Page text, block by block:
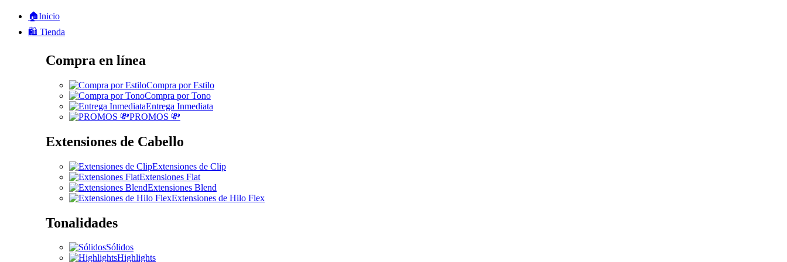
🏠Inicio
🛍️ Tienda
Compra en línea
Compra por Estilo
Compra por Tono
Entrega Inmediata
PROMOS 💸
Extensiones de Cabello
Extensiones de Clip
Extensiones Flat
Extensiones Blend
Extensiones de Hilo Flex
Tonalidades
Sólidos
Highlights